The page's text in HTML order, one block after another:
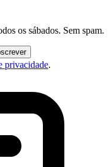
os sábados. Sem spam.
privacidade.